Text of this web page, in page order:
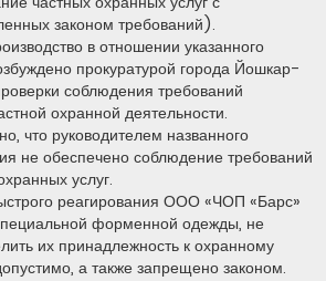
законом требований).
в отношении указанного
прокуратурой города Йошкар-
соблюдения требований
охранной деятельности.
что руководителем названного
не обеспечено соблюдение требований
услуг.
реагирования ООО «ЧОП «Барс»
форменной одежды, не
их принадлежность к охранному
а также запрещено законом.